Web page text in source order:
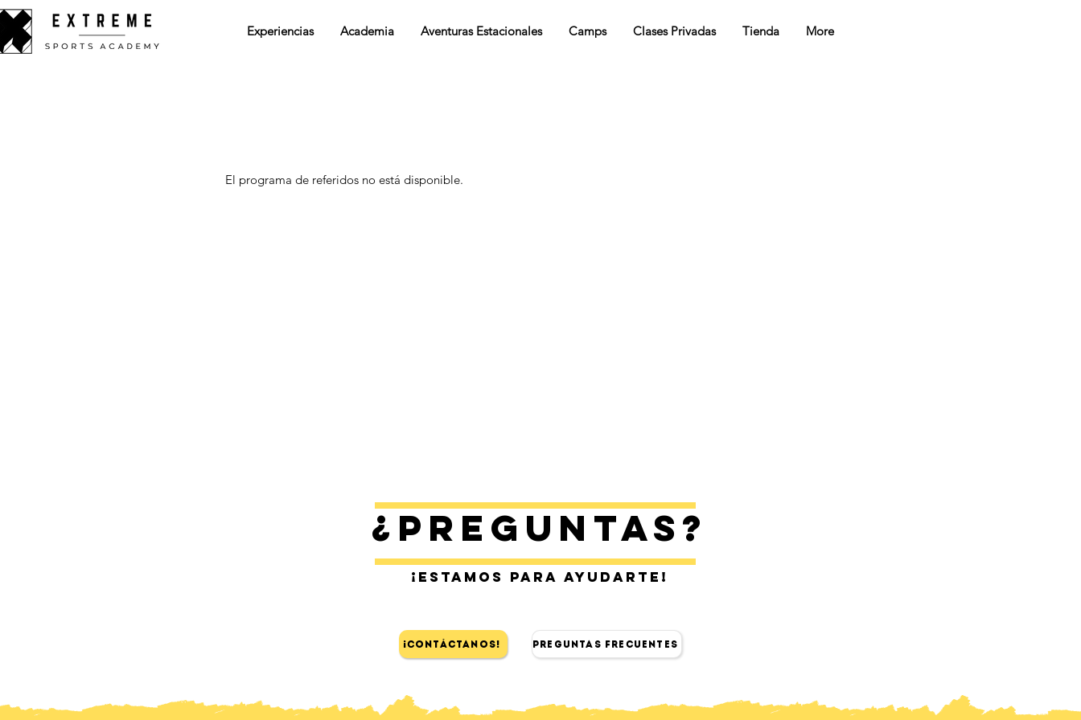
Experiencias Academia Aventuras Estacionales Camps Clases Privadas Tienda More
El programa de referidos no está disponible.
¿Preguntas?
¡Estamos para ayudarte!
¡Contáctanos! Preguntas Frecuentes